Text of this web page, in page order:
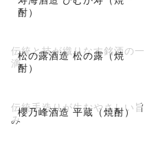
酎）
松の露酒造 松の露（焼
酎）
伝統と技が織りなす銘酒の一
滴
櫻乃峰酒造 平蔵（焼酎）
伝統手造りが生むやさしい旨
み